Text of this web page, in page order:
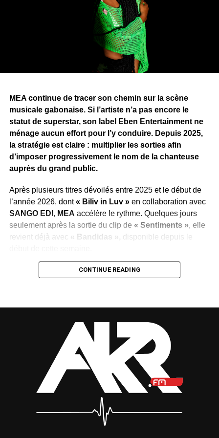
BlackskinetCash-Lowsso
artistes issus de registres musicaux différents, un choix
qui témoigne de la volonté deZEBENd’élargir son
univers artistique et qui laisse entrevoir de nombreuses
surprises que les mélomanes découvriront au fil de
l’écoute de« Longue Vie ».
Pour porter « Longue Vie »
, Zang a annoncé une
campagne de promotion articulée autour de sept clips,
dont
« Bombarder »
ouvre la marche. Une stratégie qui
traduit l’ambition de faire de cet album l’un des projets
marquants de la scène urbaine gabonaise en 2026.
WhatsApp
Facebook
X Telegram
Email
>>
MEA continue de tracer son chemin sur la scène
musicale gabonaise. Si l’artiste n’a pas encore le
statut de superstar, son label Eben Entertainment ne
ménage aucun effort pour l’y conduire. Depuis 2025,
la stratégie est claire : multiplier les sorties afin
d’imposer progressivement le nom de la chanteuse
auprès du grand public.
Après plusieurs titres dévoilés entre 2025 et le début de
l’année 2026, dont« Biliv in Luv »en collaboration avec
SANGO EDI, MEA accélère le rythme. Quelques jours
seulement après la sortie du clip de « Sentiments », elle
revient déjà avec « Bandidas »,
disponible depuis le
Cette succession de publications illustre la volonté du
dans le potentiel de
MEA
« Bandidas », la chanteuse reste fidèle à son
identité musicale. Sa voix douce se mêle à une
production afro-pop aux sonorités modernes, livrant un
titre mélodieux qui confirme sa direction artistique. Sans
MEA
l’authenticité pour séduire les mélomanes.
CONTINUE READING